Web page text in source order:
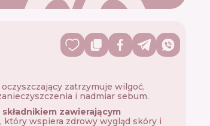
zatrzymuje wilgoć,
i nadmiar sebum.
składnikiem zawierającym
, który wspiera zdrowy wygląd skóry i